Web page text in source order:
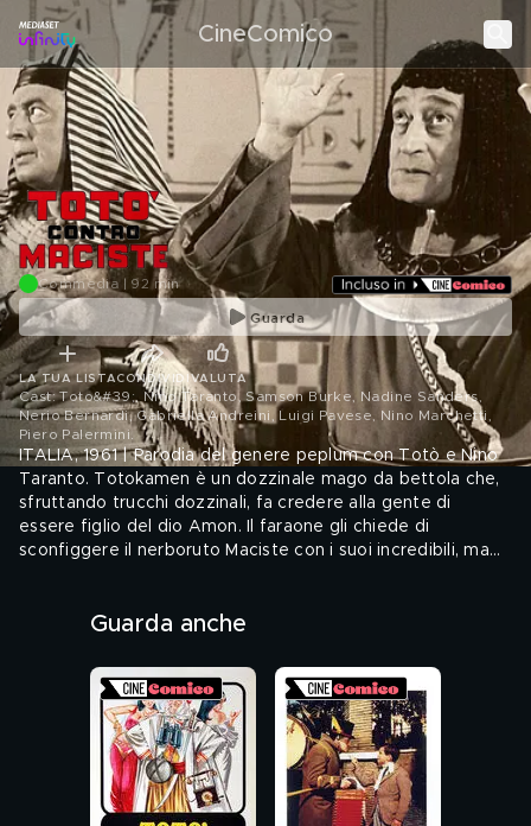
CineComico
Commedia | 92 min
Guarda
LA TUA LISTACONDIVIDIVALUTA
Cast: Toto&#39;, Nino Taranto, Samson Burke, Nadine Sanders,
Nerio Bernardi, Gabriella Andreini, Luigi Pavese, Nino Marchetti,
Piero Palermini
ITALIA, 1961 | Parodia del genere peplum con Totò e Nino
Taranto. Totokamen è un dozzinale mago da bettola che,
sfruttando trucchi dozzinali, fa credere alla gente di
essere figlio del dio Amon. Il faraone gli chiede di
sconfiggere il nerboruto Maciste con i suoi incredibili, ma
Genere: Commedia, Classici, Cinema italiano
Guarda anche